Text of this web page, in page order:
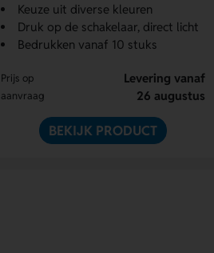
Keuze uit diverse kleuren
Druk op de schakelaar, direct licht
Bedrukken vanaf 10 stuks
Prijs op
aanvraag
Levering vanaf
26 augustus
BEKIJK PRODUCT